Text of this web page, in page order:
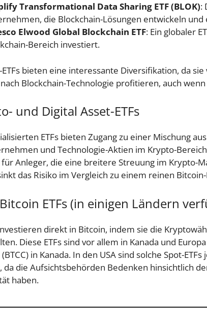
Transformational Data Sharing ETF (BLOK):
die Blockchain-Lösungen entwickeln und
Elwood Global Blockchain ETF: Ein globaler
Bereich investiert.
ETFs bieten eine interessante Diversifikation, da
Blockchain-Technologie profitieren, auch
und Digital Asset-ETFs
ETFs bieten Zugang zu einer Mischung
und Technologie-Aktien im Krypto-
Anleger, die eine breitere Streuung im Krypto-
das Risiko im Vergleich zu einem reinen Bitcoin-
ETFs (in einigen Ländern
direkt in Bitcoin, indem sie die
Diese ETFs sind vor allem in Kanada und
(BTCC) in Kanada. In den USA sind solche Spot-
da die Aufsichtsbehörden Bedenken hinsichtlich
haben.